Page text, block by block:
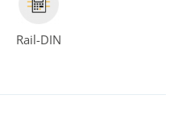
Rail-DIN